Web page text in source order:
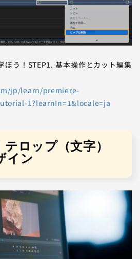
う！STEP1. 基本操作とカット編集
jp/learn/premiere-
1?learnIn=1&locale=ja
ロップ（文字）
イン